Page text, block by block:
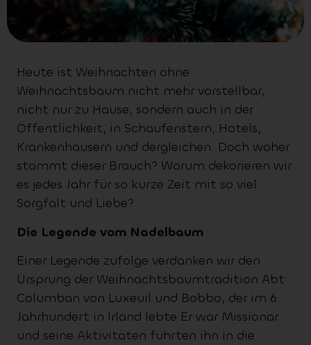
Heute ist Weihnachten ohne
Weihnachtsbaum nicht mehr vorstellbar,
nicht nur zu Hause, sondern auch in der
Öffentlichkeit, in Schaufenstern, Hotels,
Krankenhäusern und dergleichen. Doch woher
stammt dieser Brauch? Warum dekorieren wir
es jedes Jahr für so kurze Zeit mit so viel
Sorgfalt und Liebe?
Die Legende vom Nadelbaum
Einer Legende zufolge verdanken wir den
Ursprung der Weihnachtsbaumtradition Abt
Columban von Luxeuil und Bobbo, der im 6.
Jahrhundert in Irland lebte.Er war Missionar
und seine Aktivitäten führten ihn in die